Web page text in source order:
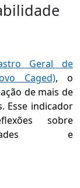
Geral de
Caged), o
de mais de
Esse indicador
sobre
e